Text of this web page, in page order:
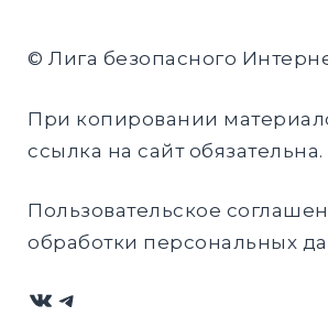
© Лига безопасного
При копировании
ссылка на сайт обязательна.
Пользовательское
обработки персональных
ВКонтакте
Telegram